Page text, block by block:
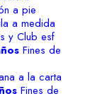
a pie
a medida
y Club esf
Fines de
a la carta
Fines de